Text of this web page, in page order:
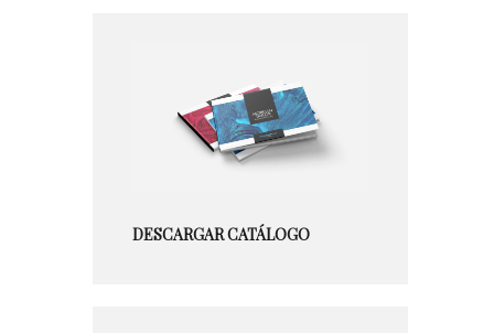
DESCARGAR CATÁLOGO